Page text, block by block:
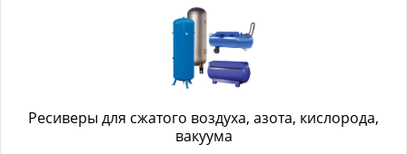
Ресиверы для сжатого воздуха, азота, кислорода,
вакуума